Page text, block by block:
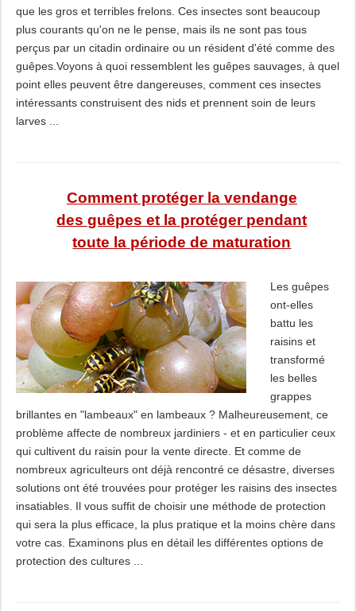
que les gros et terribles frelons. Ces insectes sont beaucoup
plus courants qu'on ne le pense, mais ils ne sont pas tous
perçus par un citadin ordinaire ou un résident d'été comme des
guêpes.Voyons à quoi ressemblent les guêpes sauvages, à quel
point elles peuvent être dangereuses, comment ces insectes
intéressants construisent des nids et prennent soin de leurs
larves ...
Comment protéger la vendange
des guêpes et la protéger pendant
toute la période de maturation
Les guêpes
ont-elles
battu les
raisins et
transformé
les belles
grappes
brillantes en "lambeaux" en lambeaux ? Malheureusement, ce
problème affecte de nombreux jardiniers - et en particulier ceux
qui cultivent du raisin pour la vente directe. Et comme de
nombreux agriculteurs ont déjà rencontré ce désastre, diverses
solutions ont été trouvées pour protéger les raisins des insectes
insatiables. Il vous suffit de choisir une méthode de protection
qui sera la plus efficace, la plus pratique et la moins chère dans
votre cas. Examinons plus en détail les différentes options de
protection des cultures ...